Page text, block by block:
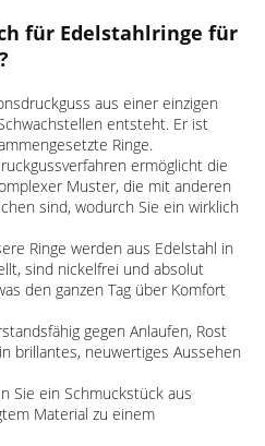
für Edelstahlringe für
aus einer einzigen
entsteht. Er ist
Ringe.
ermöglicht die
Muster, die mit anderen
sind, wodurch Sie ein wirklich
Ringe werden aus Edelstahl in
sind nickelfrei und absolut
den ganzen Tag über Komfort
gegen Anlaufen, Rost
brillantes, neuwertiges Aussehen
Sie ein Schmuckstück aus
Material zu einem